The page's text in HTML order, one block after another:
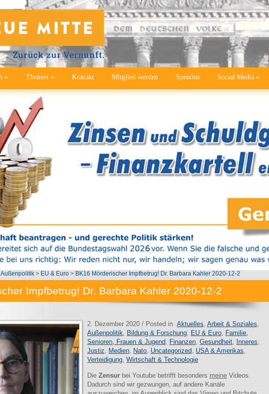
» Themen » Kontakt Mitglied werden Spenden Social Media »
Außenpolitik > EU & Euro > BK16 Mörderischer Impfbetrug! Dr. Barbara Kahler 2020-12-2
Impfbetrug! Dr. Barbara Kahler 2020-12-2
2. Dezember 2020 / Posted in Aktuelles, Arbeit & Soziales,
Außenpolitik, Bildung & Forschung, EU & Euro, Familie,
Senioren, Frauen & Jugend, Finanzen, Gesundheit, Inneres,
Justiz, Medien, Nato, Uncategorized, USA & Amerikas,
Verteidigung, Wirtschaft & Technologie
Die Zensur bei Youtube betrifft besonders meine Videos.
Dadurch sind wir gezwungen, auf andere Kanäle